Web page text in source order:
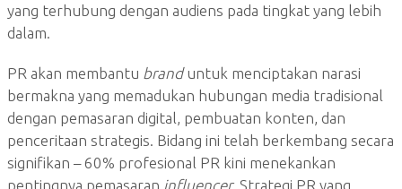
yang terhubung dengan audiens pada tingkat yang lebih
dalam.
PR akan membantu branduntuk menciptakan narasi
bermakna yang memadukan hubungan media tradisional
dengan pemasaran digital, pembuatan konten, dan
penceritaan strategis. Bidang ini telah berkembang secara
signifikan – 60% profesional PR kini menekankan
pentingnya pemasaran influencer. Strategi PR yang